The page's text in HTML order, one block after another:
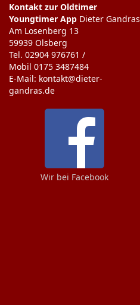
Kontakt zur Oldtimer
Youngtimer App Dieter Gandras
Am Losenberg 13
59939 Olsberg
Tel. 02904 976761 /
Mobil 0175 3487484
E-Mail: kontakt@dieter-
gandras.de
Wir bei Facebook